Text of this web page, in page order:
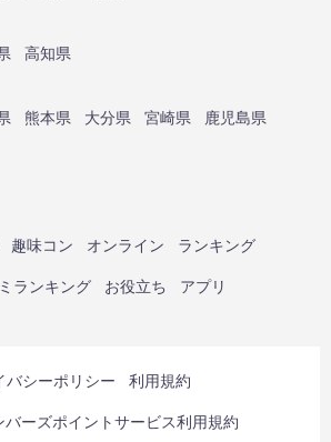
高知県
熊本県 大分県 宮崎県
鹿児島県
趣味コン オンライン ランキング
ランキング お役立ち アプリ
バシーポリシー 利用規約
バーズポイントサービス利用規約